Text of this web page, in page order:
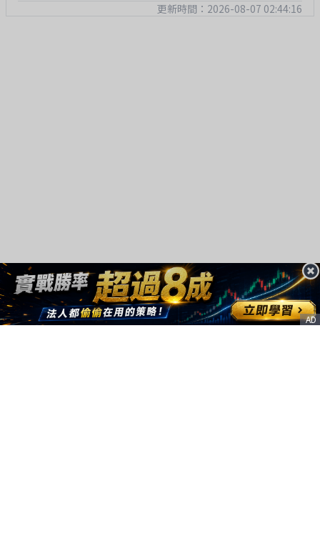
更新時間：2026-08-07 02:44:16
AD